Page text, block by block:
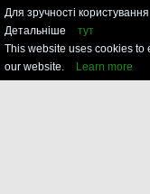
Для зручності
Детальніше
тут
This website uses cookies to
our website.
Learn more